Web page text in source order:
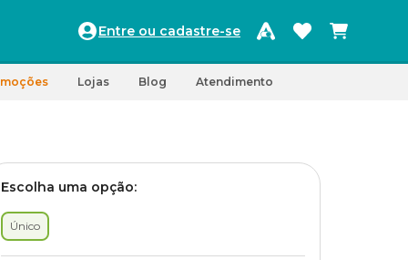
Entre ou cadastre-se
Lojas Blog Atendimento
Escolha uma opção:
Único